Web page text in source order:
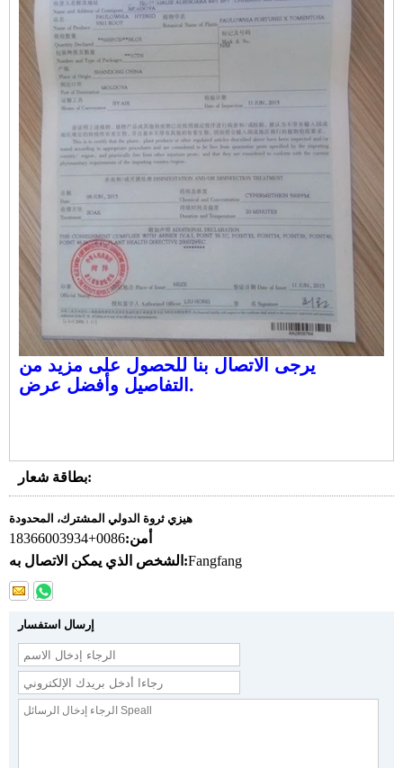
يرجى الاتصال بنا للحصول على مزيد من
التفاصيل وأفضل عرض.
بطاقة شعار:
هيزي ثروة الدولي المشترك، المحدودة
أمن:0086+18366003934
الشخص الذي يمكن الاتصال به:Fangfang
إرسال استفسار